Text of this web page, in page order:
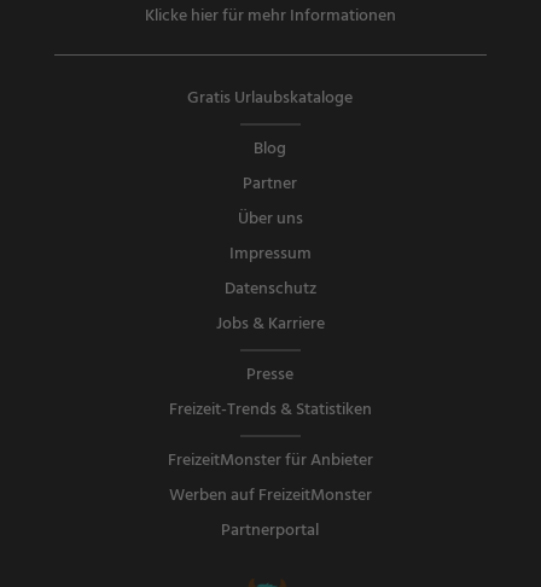
Klicke hier für mehr Informationen
Gratis Urlaubskataloge
Blog
Partner
Über uns
Impressum
Datenschutz
Jobs & Karriere
Presse
Freizeit-Trends & Statistiken
FreizeitMonster für Anbieter
Werben auf FreizeitMonster
Partnerportal